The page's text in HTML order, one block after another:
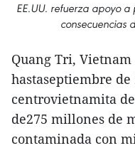
EE.UU. refuerza apoyo
consecuencias
Quang Tri, Vietnam
hastaseptiembre
centrovietnamita
de275 millones de
contaminada con